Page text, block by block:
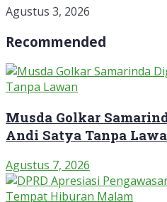
Agustus 3, 2026
Recommended
Musda Golkar
Andi Satya Tanpa
Agustus 7, 2026